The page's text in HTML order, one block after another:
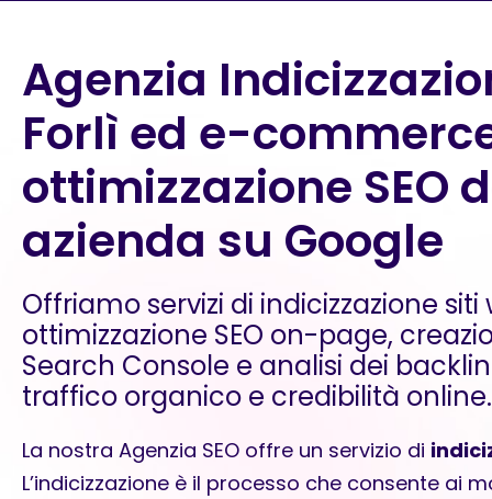
Agenzia
Forlì ed e-
ottimizzazione SEO
azienda su Google
Offriamo servizi di indicizzazione siti
ottimizzazione SEO on-page,
Search Console e analisi dei
traffico organico e credibilità online.
La nostra Agenzia SEO offre un servizio di
L’indicizzazione è il processo che consente ai